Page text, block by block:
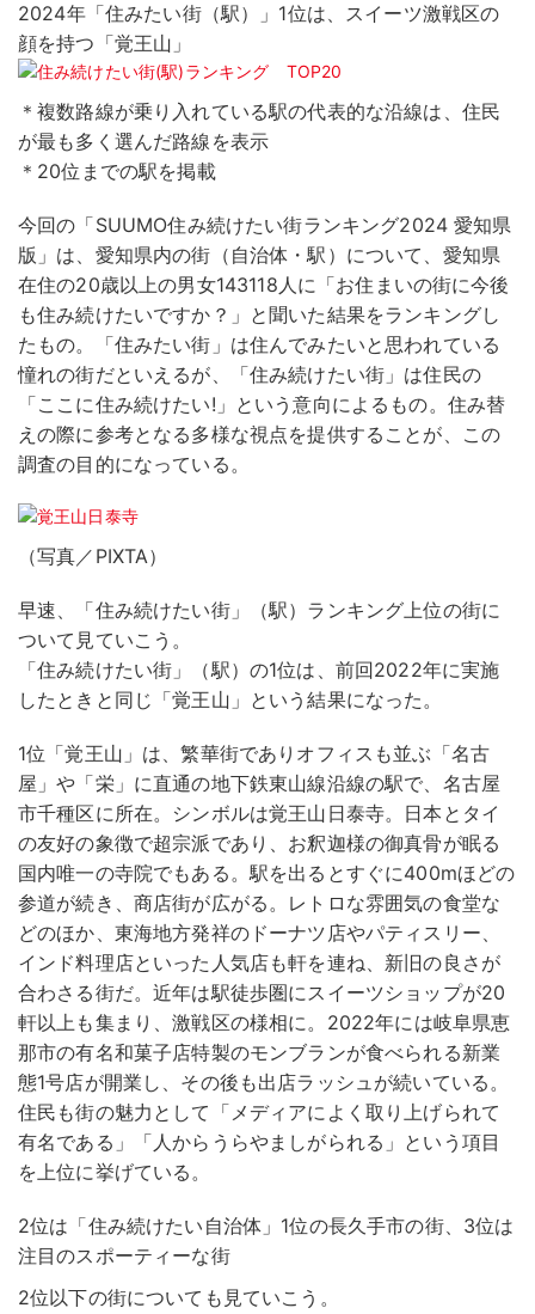
2024年「住みたい街（駅）」1位は、スイーツ激戦区の
顔を持つ「覚王山」
＊複数路線が乗り入れている駅の代表的な沿線は、住民
が最も多く選んだ路線を表示
＊20位までの駅を掲載
今回の「SUUMO住み続けたい街ランキング2024 愛知県
版」は、愛知県内の街（自治体・駅）について、愛知県
在住の20歳以上の男女143118人に「お住まいの街に今後
も住み続けたいですか？」と聞いた結果をランキングし
たもの。「住みたい街」は住んでみたいと思われている
憧れの街だといえるが、「住み続けたい街」は住民の
「ここに住み続けたい!」という意向によるもの。住み替
えの際に参考となる多様な視点を提供することが、この
調査の目的になっている。
（写真／PIXTA）
早速、「住み続けたい街」（駅）ランキング上位の街に
ついて見ていこう。
「住み続けたい街」（駅）の1位は、前回2022年に実施
したときと同じ「覚王山」という結果になった。
1位「覚王山」は、繁華街でありオフィスも並ぶ「名古
屋」や「栄」に直通の地下鉄東山線沿線の駅で、名古屋
市千種区に所在。シンボルは覚王山日泰寺。日本とタイ
の友好の象徴で超宗派であり、お釈迦様の御真骨が眠る
国内唯一の寺院でもある。駅を出るとすぐに400mほどの
参道が続き、商店街が広がる。レトロな雰囲気の食堂な
どのほか、東海地方発祥のドーナツ店やパティスリー、
インド料理店といった人気店も軒を連ね、新旧の良さが
合わさる街だ。近年は駅徒歩圏にスイーツショップが20
軒以上も集まり、激戦区の様相に。2022年には岐阜県恵
那市の有名和菓子店特製のモンブランが食べられる新業
態1号店が開業し、その後も出店ラッシュが続いている。
住民も街の魅力として「メディアによく取り上げられて
有名である」「人からうらやましがられる」という項目
を上位に挙げている。
2位は「住み続けたい自治体」1位の長久手市の街、3位は
注目のスポーティーな街
2位以下の街についても見ていこう。